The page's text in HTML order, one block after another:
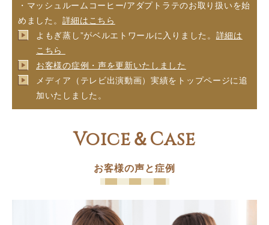
・マッシュルームコーヒー/アダプトラテのお取り扱いを始
めました。 詳細はこちら
よもぎ蒸し”がベルエトワールに入りました。 詳細は
こちら
お客様の症例・声を更新いたしました
メディア（テレビ出演動画）実績をトップページに追
加いたしました。
Voice＆Case
お客様の声と症例